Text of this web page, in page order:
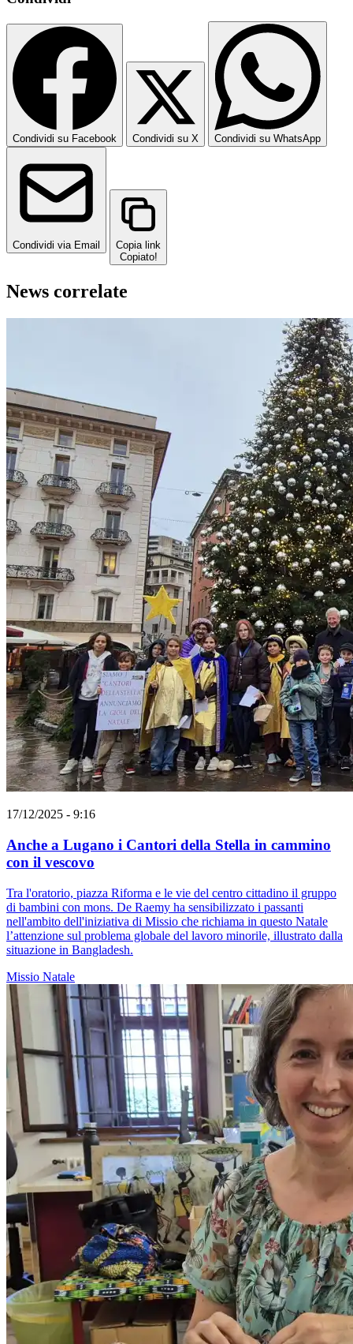
Condividi su Facebook Condividi su X Condividi su WhatsApp
Condividi via Email
Copia link
Copiato!
News correlate
17/12/2025 - 9:16
Anche a Lugano i Cantori della Stella in cammino
con il vescovo
Tra l'oratorio, piazza Riforma e le vie del centro cittadino il gruppo
di bambini con mons. De Raemy ha sensibilizzato i passanti
nell'ambito dell'iniziativa di Missio che richiama in questo Natale
l’attenzione sul problema globale del lavoro minorile, illustrato dalla
situazione in Bangladesh.
Missio Natale